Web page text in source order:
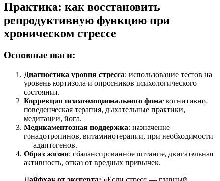
Практика: как восстановить
репродуктивную функцию при
хроническом стрессе
Основные шаги:
Диагностика уровня стресса: использование тестов на
уровень кортизола и опросников психологического
состояния.
Коррекция психоэмоционального фона: когнитивно-
поведенческая терапия, дыхательные практики,
медитации, йога.
Медикаментозная поддержка: назначение
гонадотропинов, витаминотерапии, при необходимости
— адаптогенов.
Образ жизни: сбалансированное питание, двигательная
активность, отказ от вредных привычек.
Лайфхак от эксперта: «Если стресс — главный